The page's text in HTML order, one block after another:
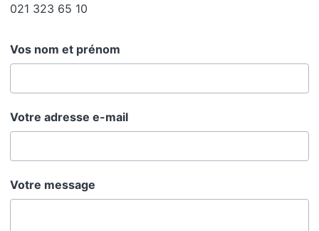
021 323 65 10
Vos nom et prénom
Votre adresse e-mail
Votre message